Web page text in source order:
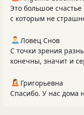
Это большое
с которым не
Ловец Снов
С точки зрения
конечны, значит и
Григорьевна
Спасибо. У нас дома